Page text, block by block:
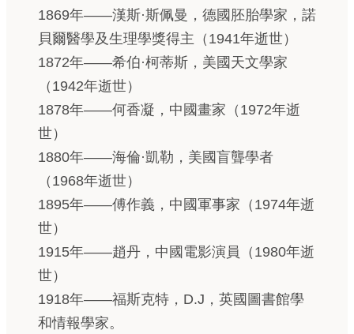
1869年——漢斯·斯佩曼，德國胚胎學家，諾
貝爾醫學及生理學獎得主（1941年逝世）
1872年——希伯·柯蒂斯，美國天文學家
（1942年逝世）
1878年——何香凝，中國畫家（1972年逝
世）
1880年——海倫·凱勒，美國盲聾學者
（1968年逝世）
1895年——傅作義，中國軍事家（1974年逝
世）
1915年——趙丹，中國電影演員（1980年逝
世）
1918年——福斯克特，D.J，英國圖書館學
和情報學家。